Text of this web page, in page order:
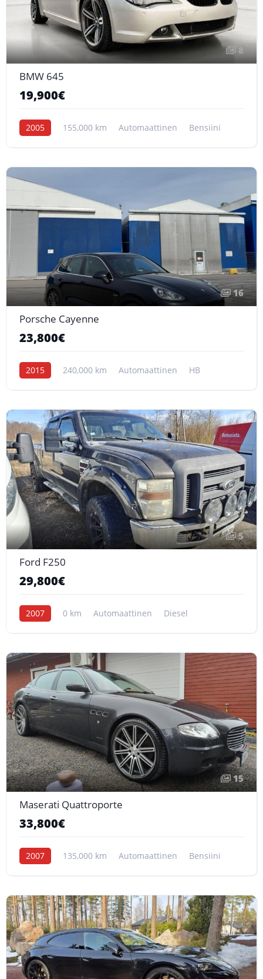
8
BMW 645
19,900€
2005 155,000 km Automaattinen Bensiini
16
Porsche Cayenne
23,800€
2015 240,000 km Automaattinen HB
5
Ford F250
29,800€
2007 0 km Automaattinen Diesel
15
Maserati Quattroporte
33,800€
2007 135,000 km Automaattinen Bensiini